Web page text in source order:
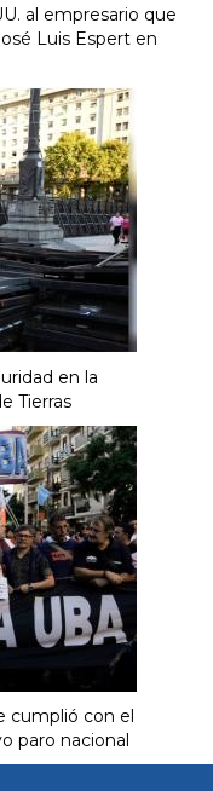
al empresario que
Luis Espert en
en la
Tierras
cumplió con el
paro nacional